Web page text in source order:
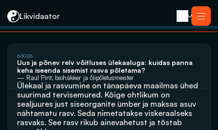
Likvidaator
Services
Liquidation with Sale
Liquidation
Reorganization
Bankruptcy
Closing an E-resident’s Company
Services
Liquidation with Sale
Liquidation
Reorganization
Bankruptcy
Closing an E-resident’s Company
Contact
6/30/26
Uus ja põnev relv võitluses ülekaaluga: kuidas panna
keha iseenda sisemist rasva põletama?
— Raul Pint, biohäkker ja õlipõletusmeister
Ülekaal ja rasvumine on tänapäeva maailmas ühed
suurimad tervisemured. Kõige ohtlikum on
sealjuures just siseorganite ümber ja maksas asuv
nähtamatu rasv. Seda nimetatakse viskeraalseks
rasvaks. See rasv rikub ainevahetust ja tõstab